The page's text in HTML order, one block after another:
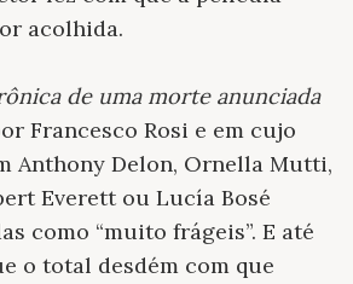
acolhida.
de uma morte anunciada
Francesco Rosi e em cujo
Anthony Delon, Ornella Mutti,
Everett ou Lucía Bosé
como “muito frágeis”. E até
o total desdém com que